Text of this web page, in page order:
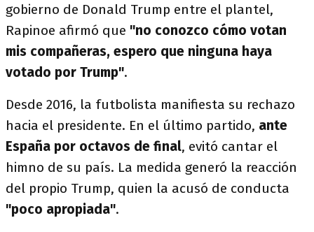
gobierno de Donald Trump entre el plantel,
Rapinoe afirmó que "no conozco cómo votan
mis compañeras, espero que ninguna haya
votado por Trump".
Desde 2016, la futbolista manifiesta su rechazo
hacia el presidente. En el último partido, ante
España por octavos de final, evitó cantar el
himno de su país. La medida generó la reacción
del propio Trump, quien la acusó de conducta
"poco apropiada".